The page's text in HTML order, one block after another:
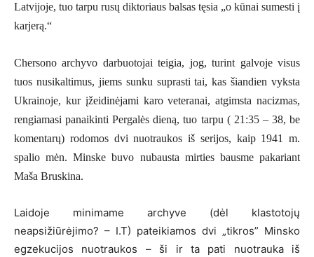
Latvijoje, tuo tarpu rusų diktoriaus balsas tęsia „o kūnai sumesti į
karjerą.“
Chersono archyvo darbuotojai teigia, jog, turint galvoje visus
tuos nusikaltimus, jiems sunku suprasti tai, kas šiandien vyksta
Ukrainoje, kur įžeidinėjami karo veteranai, atgimsta nacizmas,
rengiamasi panaikinti Pergalės dieną, tuo tarpu ( 21:35 – 38, be
komentarų) rodomos dvi nuotraukos iš serijos, kaip 1941 m.
spalio mėn. Minske buvo nubausta mirties bausme pakariant
Maša Bruskina.
Laidoje minimame archyve (dėl klastotojų
neapsižiūrėjimo? – I.T) pateikiamos dvi „tikros” Minsko
egzekucijos nuotraukos – ši ir ta pati nuotrauka iš